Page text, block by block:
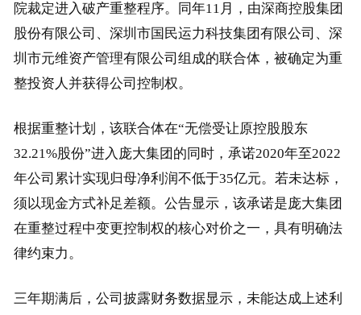
院裁定进入破产重整程序。同年11月，由深商控股集团
股份有限公司、深圳市国民运力科技集团有限公司、深
圳市元维资产管理有限公司组成的联合体，被确定为重
整投资人并获得公司控制权。
根据重整计划，该联合体在“无偿受让原控股股东
32.21%股份”进入庞大集团的同时，承诺2020年至2022
年公司累计实现归母净利润不低于35亿元。若未达标，
须以现金方式补足差额。公告显示，该承诺是庞大集团
在重整过程中变更控制权的核心对价之一，具有明确法
律约束力。
三年期满后，公司披露财务数据显示，未能达成上述利